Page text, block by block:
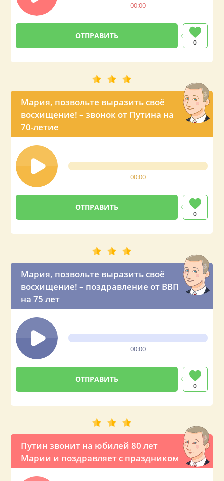
00:00
0
Мария, позвольте выразить своё
восхищение! – звонок от Путина на
70-летие
00:00
0
Мария, позвольте выразить своё
восхищение! – поздравление от ВВП
на 75 лет
00:00
0
Путин звонит на юбилей 80 лет
Марии и поздравляет с праздником